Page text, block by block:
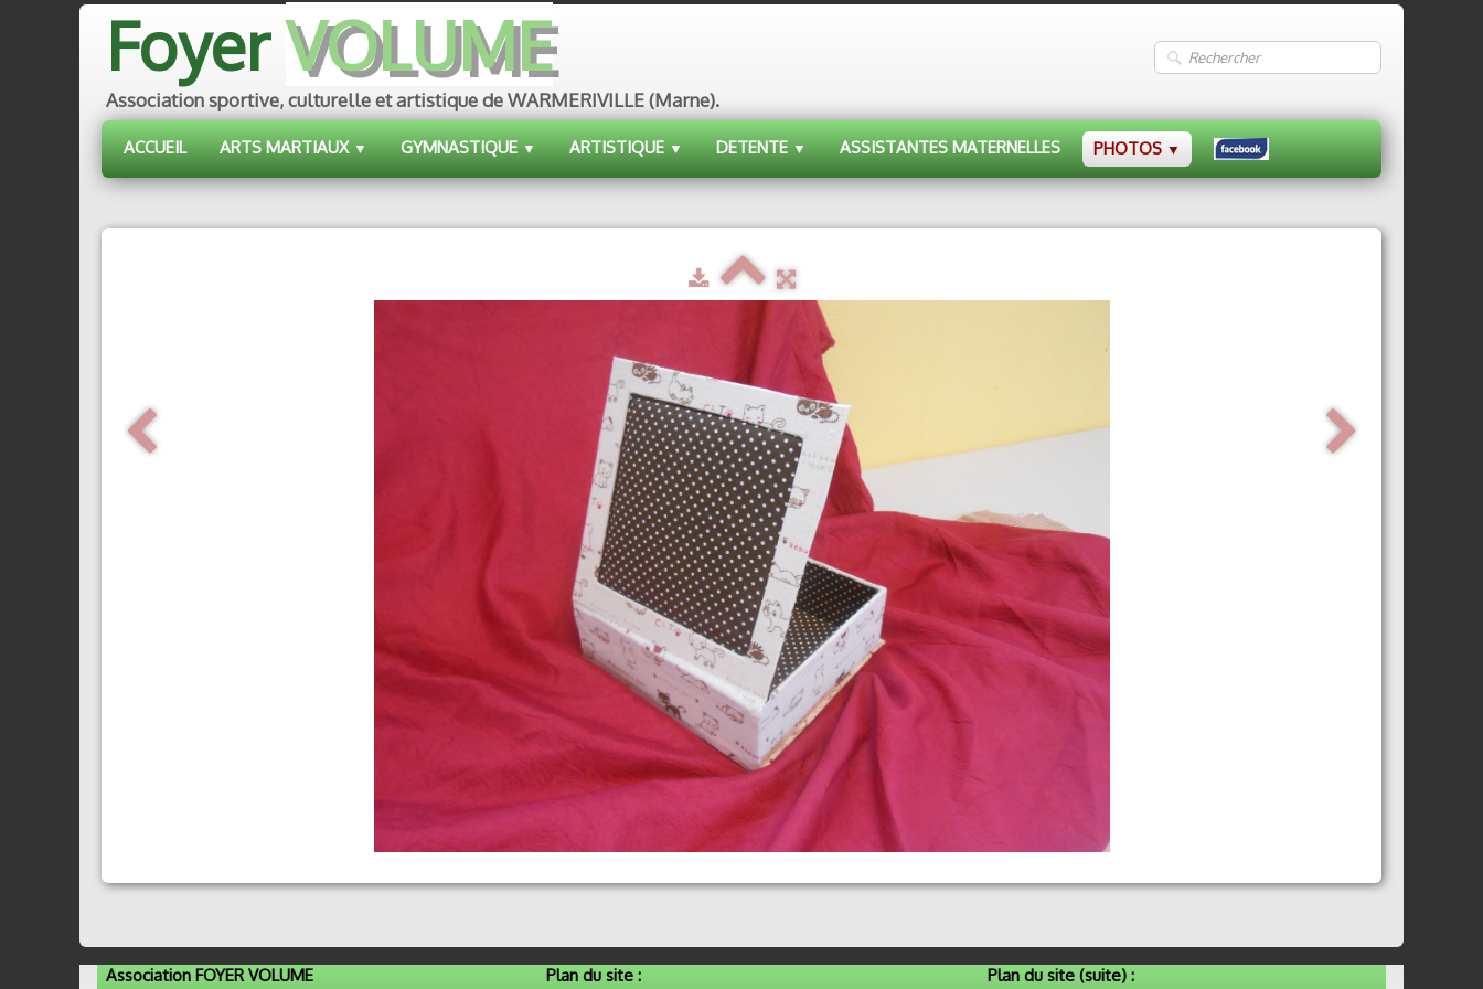
FoyerVOLUME
Association sportive, culturelle et artistique de WARMERIVILLE (Marne).
ACCUEIL ARTS MARTIAUX▼ GYMNASTIQUE▼ ARTISTIQUE▼ DETENTE▼ ASSISTANTES MATERNELLES PHOTOS ▼
Association FOYER VOLUME
Plan du site :
Plan du site (suite) :